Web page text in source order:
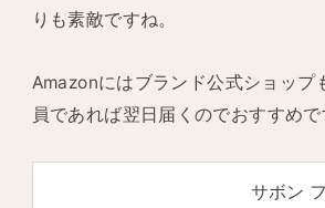
りも素敵ですね。
Amazonにはブランド公式ショップ
員であれば翌日届くのでおすすめで
サボン